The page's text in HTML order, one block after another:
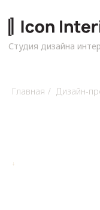
Студия дизайна интерьера
Главная / Дизайн-
↓